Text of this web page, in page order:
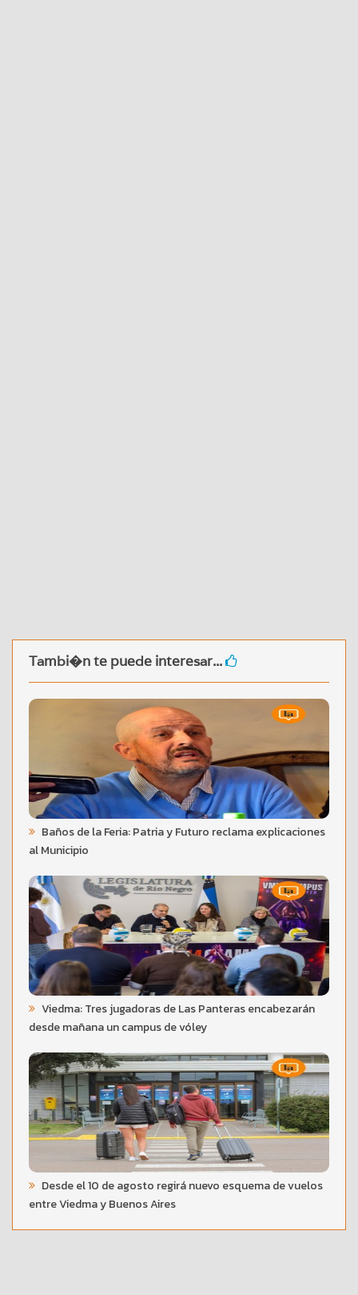
Tambi�n te puede interesar...
Baños de la Feria: Patria y Futuro reclama explicaciones
al Municipio
Viedma: Tres jugadoras de Las Panteras encabezarán
desde mañana un campus de vóley
Desde el 10 de agosto regirá nuevo esquema de vuelos
entre Viedma y Buenos Aires